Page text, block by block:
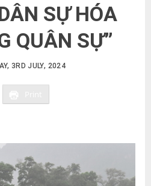
SỰ HÓA
QUÂN SỰ”
3RD JULY, 2024